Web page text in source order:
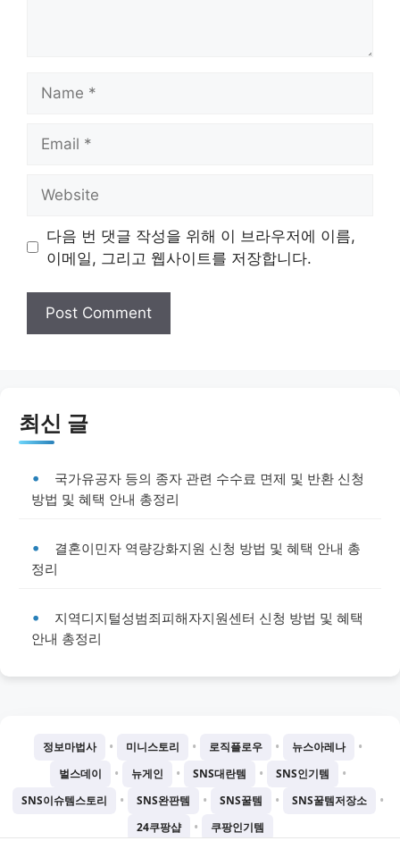
다음 번 댓글 작성을 위해 이 브라우저에 이름,
이메일, 그리고 웹사이트를 저장합니다.
최신 글
국가유공자 등의 종자 관련 수수료 면제 및 반환 신청
방법 및 혜택 안내 총정리
결혼이민자 역량강화지원 신청 방법 및 혜택 안내 총
정리
지역디지털성범죄피해자지원센터 신청 방법 및 혜택
안내 총정리
정보마법사 • 미니스토리 • 로직플로우 • 뉴스아레나 •
벌스데이 • 뉴게인 • SNS대란템 • SNS인기템 •
SNS이슈템스토리 • SNS완판템 • SNS꿀템 • SNS꿀템저장소 •
24쿠팡샵 • 쿠팡인기템